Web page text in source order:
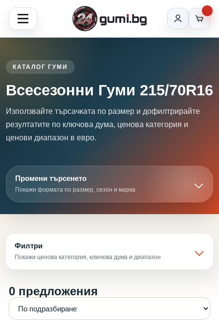
КАТАЛОГ ГУМИ
Всесезонни Гуми 215/70R16
Използвайте търсачката по размер и дофилтрирайте
резултатите по ключова дума, ценова категория и
ценови диапазон в евро.
Промени търсенето
Покажи формата по размер, сезон и марка
Филтри
Покажи ценова категория, ключова дума и диапазон
0 предложения